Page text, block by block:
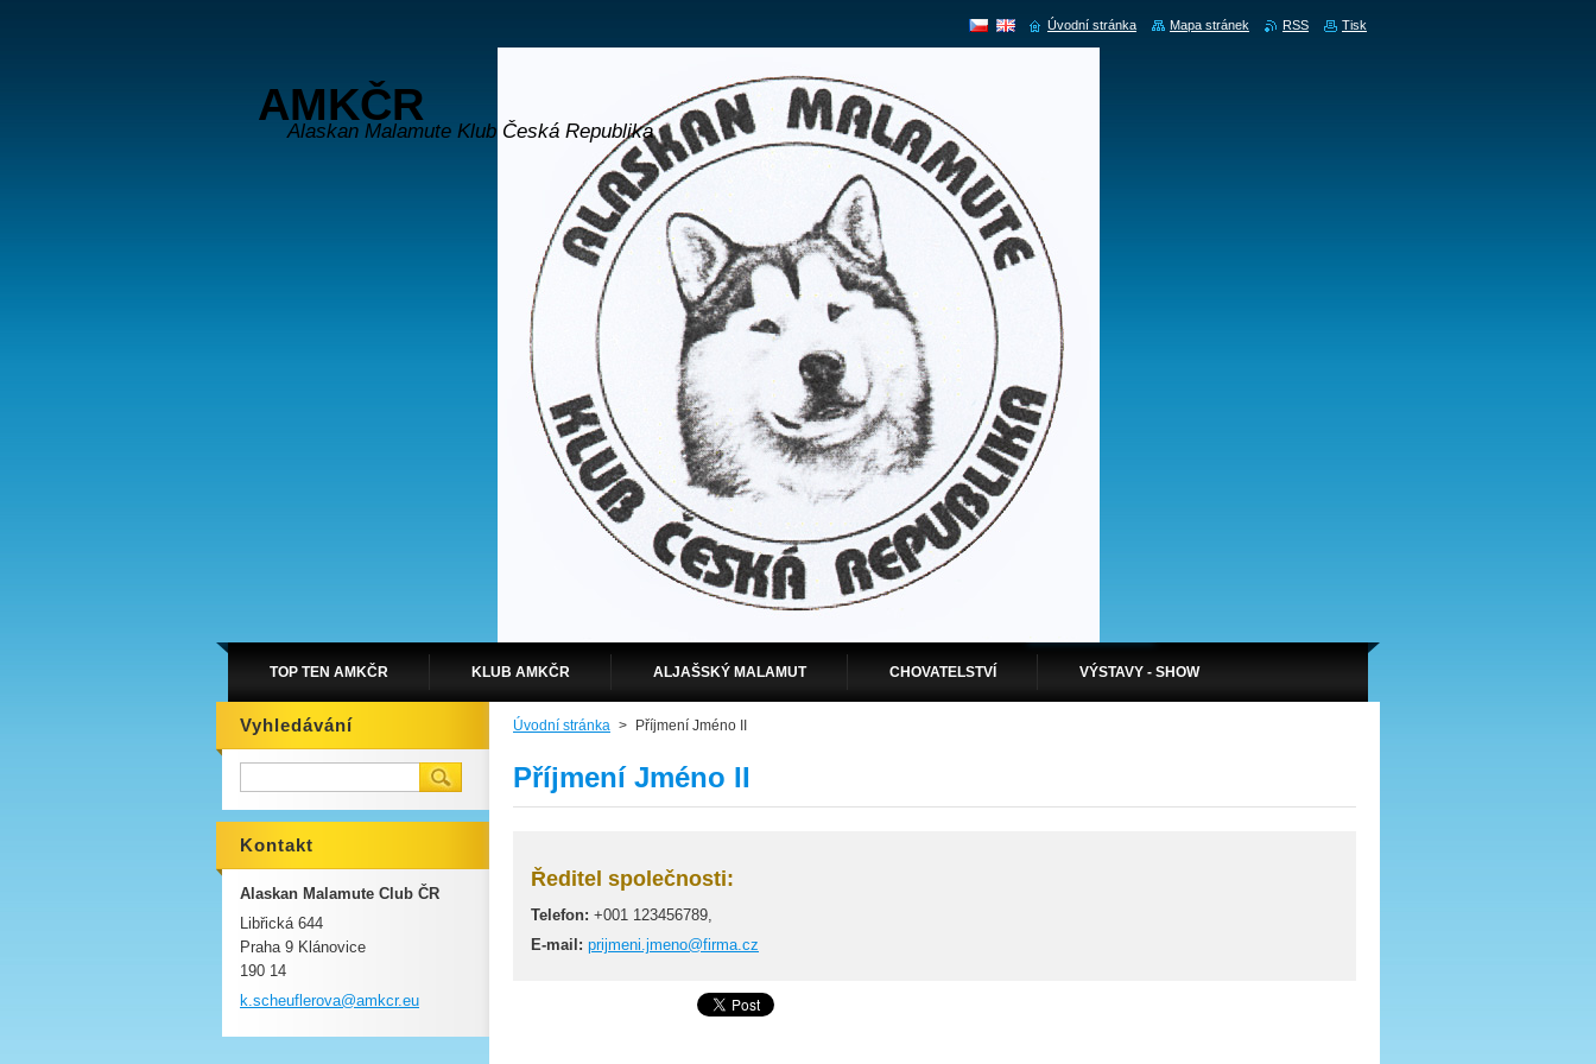
AMKČR
Alaskan Malamute Klub Česká Republika
TOP TEN AMKČR KLUB AMKČR ALJAŠSKÝ MALAMUT CHOVATELSTVÍ VÝSTAVY - SHOW
Úvodní stránka > Příjmení Jméno II
Příjmení Jméno II
Ředitel společnosti:
Telefon: +001 123456789,
E-mail: prijmeni.jmeno@firma.cz
Vyhledávání
Kontakt
Alaskan Malamute Club ČR
Libřická 644
Praha 9 Klánovice
190 14
k.scheuf lerova@amkcr.eu
Úvodní stránka Mapa stránek RSS Tisk